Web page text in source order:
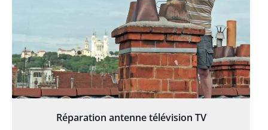
Réparation antenne télévision TV